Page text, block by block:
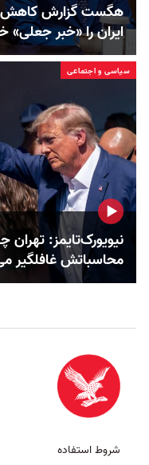
هگست گزارش کاهش
ایران را «خبر جعلی»
سیاسی و اجتماعی
نیویورک‌تایمز:
محاسباتش غافلگیر
شروط استفاده